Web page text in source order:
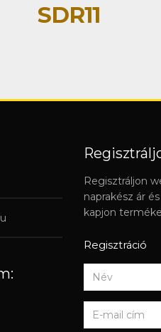
SDR11
Regisztráljon
naprakész ár
kapjon
Regisztráció